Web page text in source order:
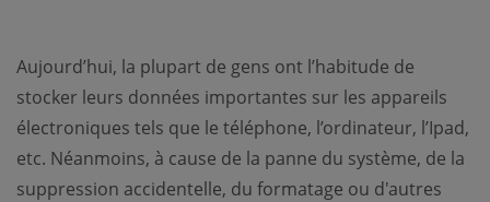
Aujourd’hui, la plupart de gens ont l’habitude de
stocker leurs données importantes sur les appareils
électroniques tels que le téléphone, l’ordinateur, l’Ipad,
etc. Néanmoins, à cause de la panne du système, de la
suppression accidentelle, du formatage ou d'autres